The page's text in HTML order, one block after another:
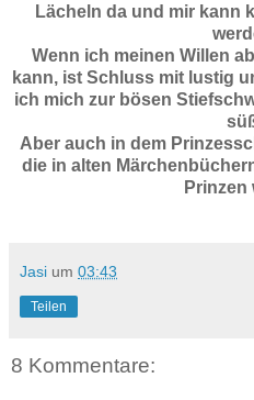
Lächeln da und mir kann
Wenn ich meinen Willen
kann, ist Schluss mit lustig
ich mich zur bösen
Aber auch in dem
die in alten
Prinzen
Jasi um 03:43
Teilen
8 Kommentare: